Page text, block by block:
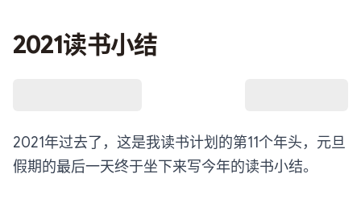
2021读书小结
2021年过去了，这是我读书计划的第11个年头，元旦
假期的最后一天终于坐下来写今年的读书小结。